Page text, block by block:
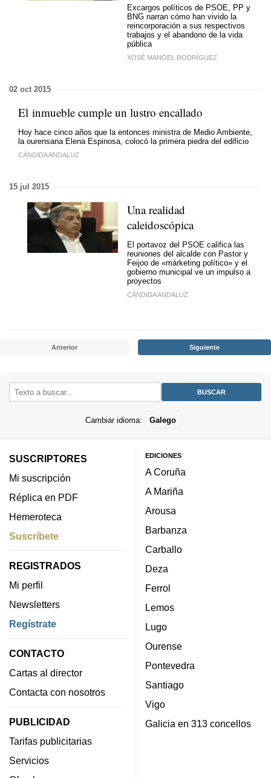
Excargos políticos de PSOE, PP y
BNG narran cómo han vivido la
reincorporación a sus respectivos
trabajos y el abandono de la vida
pública
XOSÉ MANOEL RODRÍGUEZ
02 oct 2015
El inmueble cumple un lustro encallado
Hoy hace cinco años que la entonces ministra de Medio Ambiente,
la ourensana Elena Espinosa, colocó la primera piedra del edificio
CÁNDIDA ANDALUZ
15 jul 2015
Una realidad
caleidoscópica
El portavoz del PSOE califica las
reuniones del alcalde con Pastor y
Feijoo de «márketing político» y el
gobierno municipal ve un impulso a
proyectos
CÁNDIDA ANDALUZ
Anterior Siguiente
Cambiar idioma: Galego
SUSCRIPTORES
Mi suscripción
Réplica en PDF
Hemeroteca
Suscríbete
REGISTRADOS
Mi perfil
Newsletters
Regístrate
CONTACTO
Cartas al director
Contacta con nosotros
PUBLICIDAD
Tarifas publicitarias
Servicios
EDICIONES
A Coruña
A Mariña
Arousa
Barbanza
Carballo
Deza
Ferrol
Lemos
Lugo
Ourense
Pontevedra
Santiago
Vigo
Galicia en 313 concellos